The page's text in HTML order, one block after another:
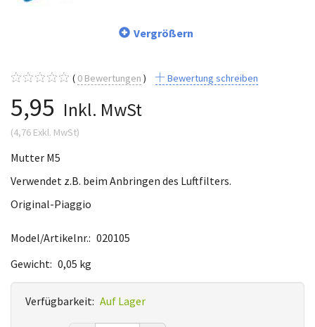
Vergrößern
0 Bewertungen Bewertung schreiben
5,95 Inkl. MwSt
(4,76 Exkl. MwSt)
Mutter M5
Verwendet z.B. beim Anbringen des Luftfilters.
Original-Piaggio
Model/Artikelnr.: 020105
Gewicht: 0,05 kg
Verfügbarkeit: Auf Lager